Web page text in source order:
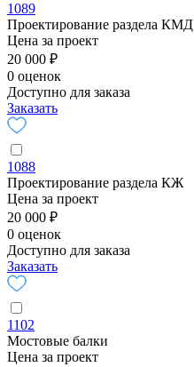
1089
Проектирование раздела КМД
Цена за проект
20 000 ₽
0 оценок
Доступно для заказа
Заказать
1088
Проектирование раздела КЖ
Цена за проект
20 000 ₽
0 оценок
Доступно для заказа
Заказать
1102
Мостовые балки
Цена за проект